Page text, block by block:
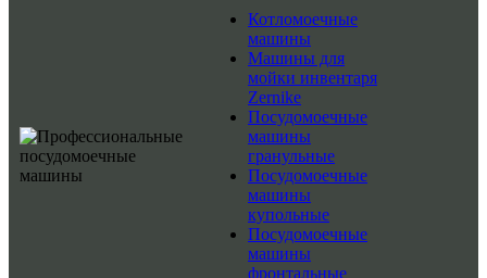
Котломоечные
машины
Машины для
мойки инвентаря
Zernike
Посудомоечные
машины
гранульные
Посудомоечные
машины
купольные
Посудомоечные
машины
фронтальные